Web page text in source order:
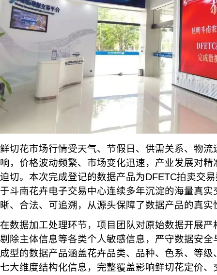
鲜切花市场行情受天气、节假日、供需关系、物
响，价格波动频繁、市场变化迅速，产业发展对
迫切。本次完成登记的数据产品为DFETC拍卖交
于斗南花卉电子交易中心连续多年沉淀的海量真
晰、合法、可追溯，从源头保障了数据产品的真实
在数据加工处理环节，项目团队对原始数据开展
剔除主体信息等各类个人敏感信息，严守数据安
成型的数据产品涵盖花卉品类、品种、色系、等
七大维度结构化信息，完整覆盖影响鲜切花定价